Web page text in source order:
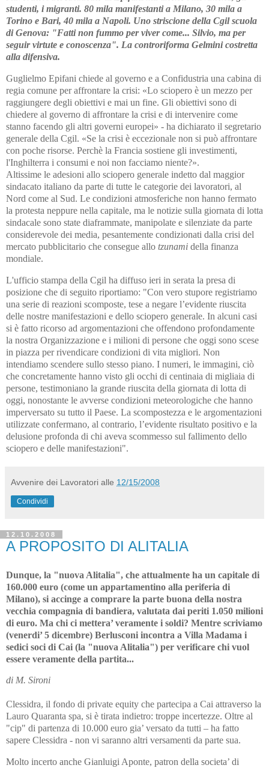
studenti, i migranti. 80 mila manifestanti a Milano, 30 mila a
Torino e Bari, 40 mila a Napoli. Uno striscione della Cgil scuola
di Genova: "Fatti non fummo per viver come... Silvio, ma per
seguir virtute e conoscenza". La controriforma Gelmini costretta
alla difensiva.
Guglielmo Epifani chiede al governo e a Confidustria una cabina di
regia comune per affrontare la crisi: «Lo sciopero è un mezzo per
raggiungere degli obiettivi e mai un fine. Gli obiettivi sono di
chiedere al governo di affrontare la crisi e di intervenire come
stanno facendo gli altri governi europei» - ha dichiarato il segretario
generale della Cgil. «Se la crisi è eccezionale non si può affrontare
con poche risorse. Perchè la Francia sostiene gli investimenti,
l'Inghilterra i consumi e noi non facciamo niente?».
Altissime le adesioni allo sciopero generale indetto dal maggior
sindacato italiano da parte di tutte le categorie dei lavoratori, al
Nord come al Sud. Le condizioni atmosferiche non hanno fermato
la protesta neppure nella capitale, ma le notizie sulla giornata di lotta
sindacale sono state diaframmate, manipolate e silenziate da parte
considerevole dei media, pesantemente condizionati dalla crisi del
mercato pubblicitario che consegue allo tzunami della finanza
mondiale.
L'ufficio stampa della Cgil ha diffuso ieri in serata la presa di
posizione che di seguito riportiamo: "Con vero stupore registriamo
una serie di reazioni scomposte, tese a negare l’evidente riuscita
delle nostre manifestazioni e dello sciopero generale. In alcuni casi
si è fatto ricorso ad argomentazioni che offendono profondamente
la nostra Organizzazione e i milioni di persone che oggi sono scese
in piazza per rivendicare condizioni di vita migliori. Non
intendiamo scendere sullo stesso piano. I numeri, le immagini, ciò
che concretamente hanno visto gli occhi di centinaia di migliaia di
persone, testimoniano la grande riuscita della giornata di lotta di
oggi, nonostante le avverse condizioni meteorologiche che hanno
imperversato su tutto il Paese. La scompostezza e le argomentazioni
utilizzate confermano, al contrario, l’evidente risultato positivo e la
delusione profonda di chi aveva scommesso sul fallimento dello
sciopero e delle manifestazioni".
Avvenire dei Lavoratori alle 12/15/2008
Condividi
12.10.2008
A PROPOSITO DI ALITALIA
Dunque, la "nuova Alitalia", che attualmente ha un capitale di
160.000 euro (come un appartamentino alla periferia di
Milano), si accinge a comprare la parte buona della nostra
vecchia compagnia di bandiera, valutata dai periti 1.050 milioni
di euro. Ma chi ci mettera’ veramente i soldi? Mentre scriviamo
(venerdi’ 5 dicembre) Berlusconi incontra a Villa Madama i
sedici soci di Cai (la "nuova Alitalia") per verificare chi vuol
essere veramente della partita...
di M. Sironi
Clessidra, il fondo di private equity che partecipa a Cai attraverso la
Lauro Quaranta spa, si è tirata indietro: troppe incertezze. Oltre al
"cip" di partenza di 10.000 euro gia’ versato da tutti – ha fatto
sapere Clessidra - non vi saranno altri versamenti da parte sua.
Molto incerto anche Gianluigi Aponte, patron della societa’ di